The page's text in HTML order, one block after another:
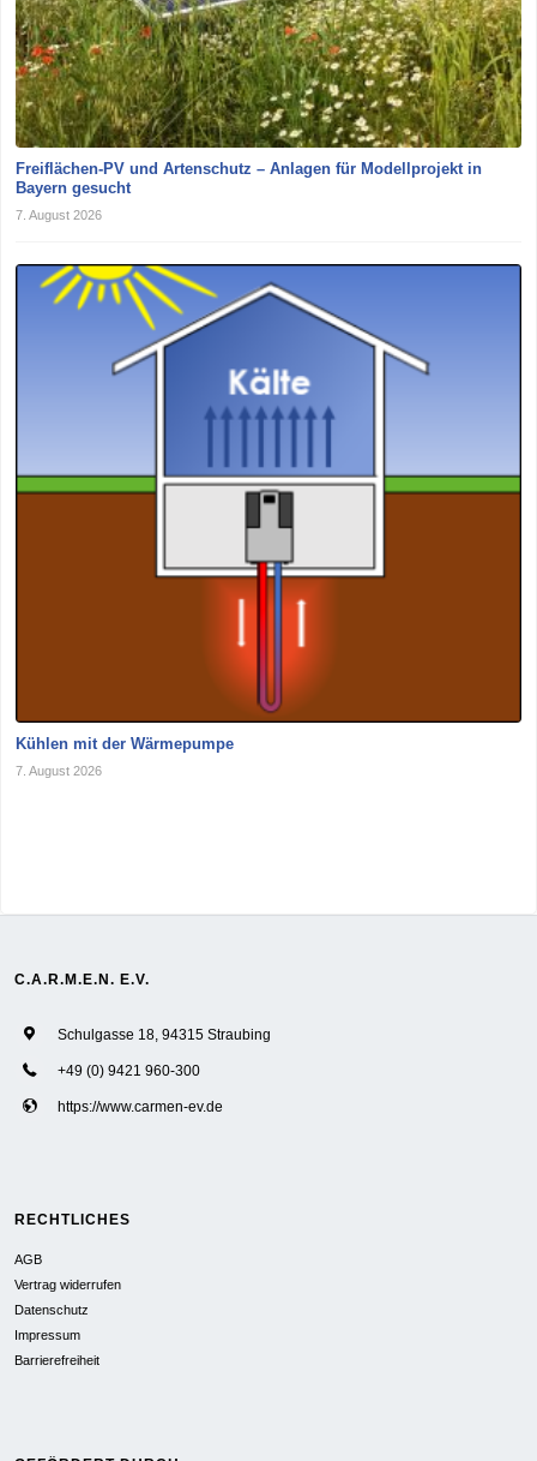
Freiflächen-PV und Artenschutz – Anlagen für Modellprojekt in
Bayern gesucht
7. August 2026
Kühlen mit der Wärmepumpe
7. August 2026
C.A.R.M.E.N. E.V.
Schulgasse 18, 94315 Straubing
+49 (0) 9421 960-300
https://www.carmen-ev.de
RECHTLICHES
AGB
Vertrag widerrufen
Datenschutz
Impressum
Barrierefreiheit